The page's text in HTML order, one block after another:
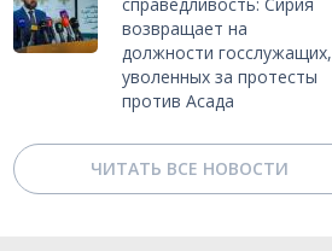
возвращает на
должности госслужащих,
уволенных за протесты
против Асада
ЧИТАТЬ ВСЕ НОВОСТИ